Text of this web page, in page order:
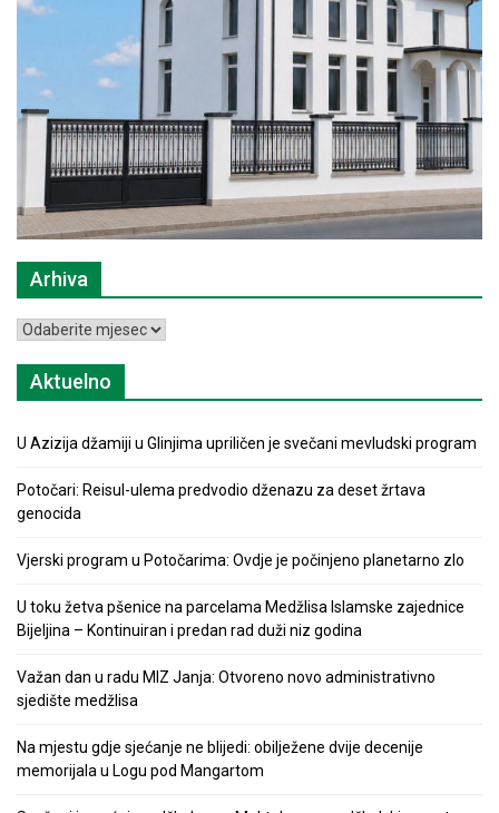
Arhiva
Arhiva
Aktuelno
U Azizija džamiji u Glinjima upriličen je svečani mevludski program
Potočari: Reisul-ulema predvodio dženazu za deset žrtava
genocida
Vjerski program u Potočarima: Ovdje je počinjeno planetarno zlo
U toku žetva pšenice na parcelama Medžlisa Islamske zajednice
Bijeljina – Kontinuiran i predan rad duži niz godina
Važan dan u radu MIZ Janja: Otvoreno novo administrativno
sjedište medžlisa
Na mjestu gdje sjećanje ne blijedi: obilježene dvije decenije
memorijala u Logu pod Mangartom